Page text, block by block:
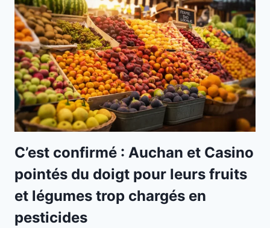
C’est confirmé : Auchan et Casino
pointés du doigt pour leurs fruits
et légumes trop chargés en
pesticides